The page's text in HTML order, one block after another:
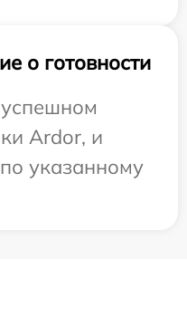
о готовности
Ardor, и
указанному